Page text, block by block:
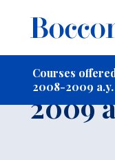
Courses
2008-2009 a.y.
-
2009